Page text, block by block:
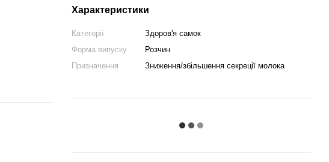
Характеристики
Категорії
Здоров'я самок
Форма випуску
Розчин
Призначення
Зниження/збільшення секреції молока